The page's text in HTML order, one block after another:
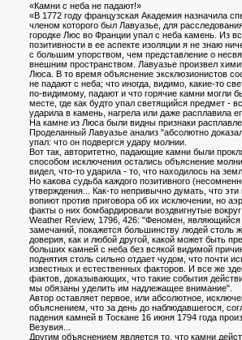
«Камни с неба не падают!»
«В 1772 году французская Академия назначила
членом которого был Лавуазье, для
городке Люс во Франции упал с неба камень. Из
позитивности в ее аспекте изоляции я не знаю
с большим упорством, чем представление о
внешним пространством. Лавуазье произвел
Люса. В то время объяснение эксклюзионистов
не падают с неба; что иногда, видимо, какие-то
по-видимому, падают и что горячие камни могли
месте, где как будто упал светящийся предмет -
ударила в камень, нагрела или даже расплавила
На камне из Люса были видны признаки
Проделанный Лавуазье анализ "абсолютно
упал: что он подвергся удару молнии.
Вот так, авторитетно, падающие камни были
способом исключения остались объяснение
видел, что-то ударила - то, что находилось на
Но какова судьба каждого позитивного
утверждения... Как-то непривычно думать, что
вопиют против приговора об их исключении, но
факты о них бомбардировали воздвигнутые
Weather Review, 1796, 426: "Феномен,
замечаний, покажется большинству людей столь
доверия, как и любой другой, какой может быть
больших камней с неба без всякой видимой
поднятия столь сильно отдает чудом, что почти
известных и естественных факторов. И все же
фактов, доказывающих, что такие события
мы обязаны уделить им надлежащее внимание".
Автор оставляет первое, или абсолютное,
объяснением, что за день до наблюдавшегося,
падения камней в Тоскане 16 июня 1794 года
Везувия...
Другим объяснением является то, что камни